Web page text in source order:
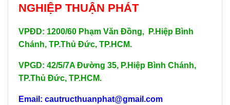
NGHIỆP THUẬN PHÁT
VPĐD: 1200/60 Phạm Văn Đồng, P.Hiệp Bình
Chánh, TP.Thủ Đức, TP.HCM.
VPGD: 42/5/7A Đường 35, P.Hiệp Bình Chánh,
TP.Thủ Đức, TP.HCM.
Email: cautructhuanphat@gmail.com